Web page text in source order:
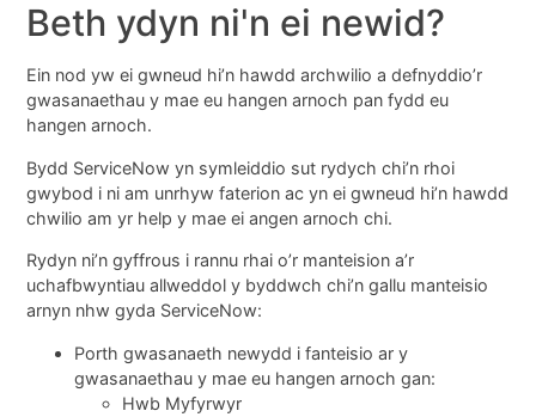
Beth ydyn ni'n ei newid?
Ein nod yw ei gwneud hi’n hawdd archwilio a defnyddio’r
gwasanaethau y mae eu hangen arnoch pan fydd eu
hangen arnoch.
Bydd ServiceNow yn symleiddio sut rydych chi’n rhoi
gwybod i ni am unrhyw faterion ac yn ei gwneud hi’n hawdd
chwilio am yr help y mae ei angen arnoch chi.
Rydyn ni’n gyffrous i rannu rhai o’r manteision a’r
uchafbwyntiau allweddol y byddwch chi’n gallu manteisio
arnyn nhw gyda ServiceNow:
Porth gwasanaeth newydd i fanteisio ar y
gwasanaethau y mae eu hangen arnoch gan:
Hwb Myfyrwyr